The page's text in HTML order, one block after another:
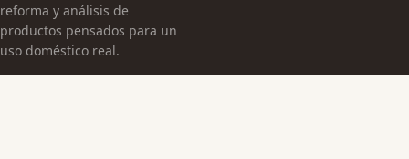
reforma y análisis de
productos pensados para un
uso doméstico real.